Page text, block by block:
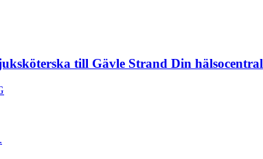
till Gävle Strand Din hälsocentral